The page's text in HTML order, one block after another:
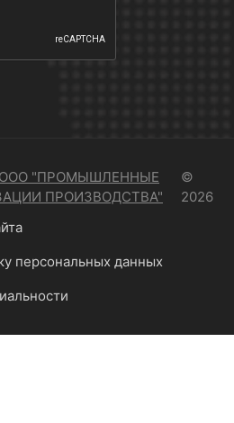
ООО "ПРОМЫШЛЕННЫЕ
ПРОИЗВОДСТВА"
©
2026
персональных данных